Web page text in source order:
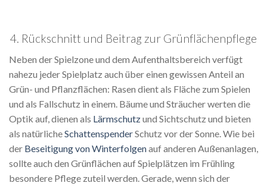
4. Rückschnitt und Beitrag zur Grünflächenpflege
Neben der Spielzone und dem Aufenthaltsbereich verfügt
nahezu jeder Spielplatz auch über einen gewissen Anteil an
Grün- und Pflanzflächen: Rasen dient als Fläche zum Spielen
und als Fallschutz in einem. Bäume und Sträucher werten die
Optik auf, dienen als Lärmschutzund Sichtschutz und bieten
als natürlicheSchattenspenderSchutz vor der Sonne. Wie bei
der Beseitigung von Winterfolgenauf anderen Außenanlagen,
sollte auch den Grünflächen auf Spielplätzen im Frühling
besondere Pflege zuteil werden. Gerade, wenn sich der